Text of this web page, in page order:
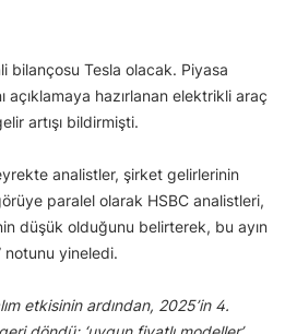
bilançosu Tesla olacak. Piyasa
açıklamaya hazırlanan elektrikli araç
artışı bildirmişti.
analistler, şirket gelirlerinin
paralel olarak HSBC analistleri,
düşük olduğunu belirterek, bu ayın
notunu yineledi.
etkisinin ardından, 2025’in 4.